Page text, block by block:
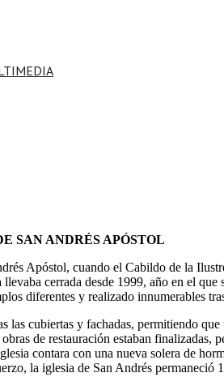
SAN ANDRÉS APÓSTOL
Apóstol, cuando el Cabildo de la
cerrada desde 1999, año en el
diferentes y realizado innumerables
las cubiertas y fachadas, permitiendo
de restauración estaban finalizadas,
contara con una nueva solera de
la iglesia de San Andrés permaneció